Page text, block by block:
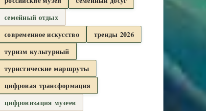
семейный отдых
современное искусство
тренды 2026
туризм культурный
туристические маршруты
цифровая трансформация
цифровизация музеев